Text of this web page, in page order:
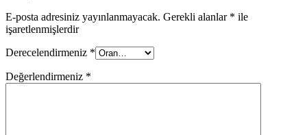
E-posta adresiniz yayınlanmayacak. Gerekli alanlar * ile
işaretlenmişlerdir
Derecelendirmeniz *
Değerlendirmeniz *